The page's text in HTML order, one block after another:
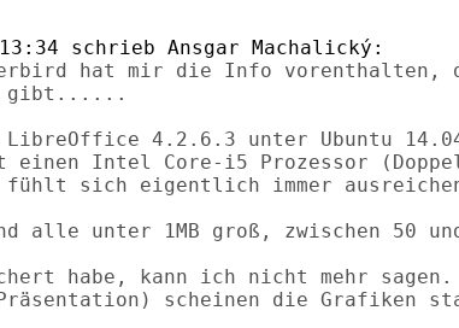
hat mir die Info vorenthalten,
gibt......
4.2.6.3 unter Ubuntu
einen Intel Core-i5 Prozessor
fühlt sich eigentlich immer
alle unter 1MB groß, zwischen 50
habe, kann ich nicht mehr
scheinen die Grafiken